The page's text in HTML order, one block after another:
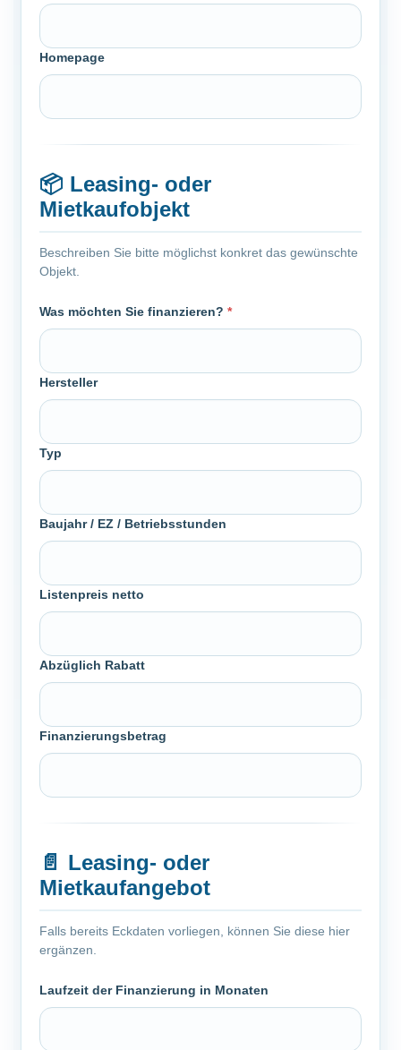
Homepage
📦 Leasing- oder
Mietkaufobjekt
Beschreiben Sie bitte möglichst konkret das gewünschte
Objekt.
Was möchten Sie finanzieren? *
Hersteller
Typ
Baujahr / EZ / Betriebsstunden
Listenpreis netto
Abzüglich Rabatt
Finanzierungsbetrag
📄 Leasing- oder
Mietkaufangebot
Falls bereits Eckdaten vorliegen, können Sie diese hier
ergänzen.
Laufzeit der Finanzierung in Monaten